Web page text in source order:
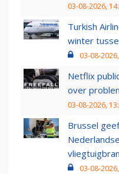
03-08-2026,
Turkish
winter
03-08-
Netflix
over
03-08-2026,
Brussel
03-08-